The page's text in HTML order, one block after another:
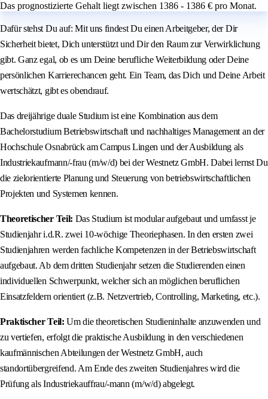
Das prognostizierte Gehalt liegt zwischen 1386 - 1386 € pro Monat.
Dafür stehst Du auf: Mit uns findest Du einen Arbeitgeber, der Dir
Sicherheit bietet, Dich unterstützt und Dir den Raum zur Verwirklichung
gibt. Ganz egal, ob es um Deine berufliche Weiterbildung oder Deine
persönlichen Karrierechancen geht. Ein Team, das Dich und Deine Arbeit
wertschätzt, gibt es obendrauf.
Das dreijährige duale Studium ist eine Kombination aus dem
Bachelorstudium Betriebswirtschaft und nachhaltiges Management an der
Hochschule Osnabrück am Campus Lingen und der Ausbildung als
Industriekaufmann/-frau (m/w/d) bei der Westnetz GmbH. Dabei lernst Du
die zielorientierte Planung und Steuerung von betriebswirtschaftlichen
Projekten und Systemen kennen.
Theoretischer Teil: Das Studium ist modular aufgebaut und umfasst je
Studienjahr i.d.R. zwei 10-wöchige Theoriephasen. In den ersten zwei
Studienjahren werden fachliche Kompetenzen in der Betriebswirtschaft
aufgebaut. Ab dem dritten Studienjahr setzen die Studierenden einen
individuellen Schwerpunkt, welcher sich an möglichen beruflichen
Einsatzfeldern orientiert (z.B. Netzvertrieb, Controlling, Marketing, etc.).
Praktischer Teil: Um die theoretischen Studieninhalte anzuwenden und
zu vertiefen, erfolgt die praktische Ausbildung in den verschiedenen
kaufmännischen Abteilungen der Westnetz GmbH, auch
standortübergreifend. Am Ende des zweiten Studienjahres wird die
Prüfung als Industriekauffrau/-mann (m/w/d) abgelegt.